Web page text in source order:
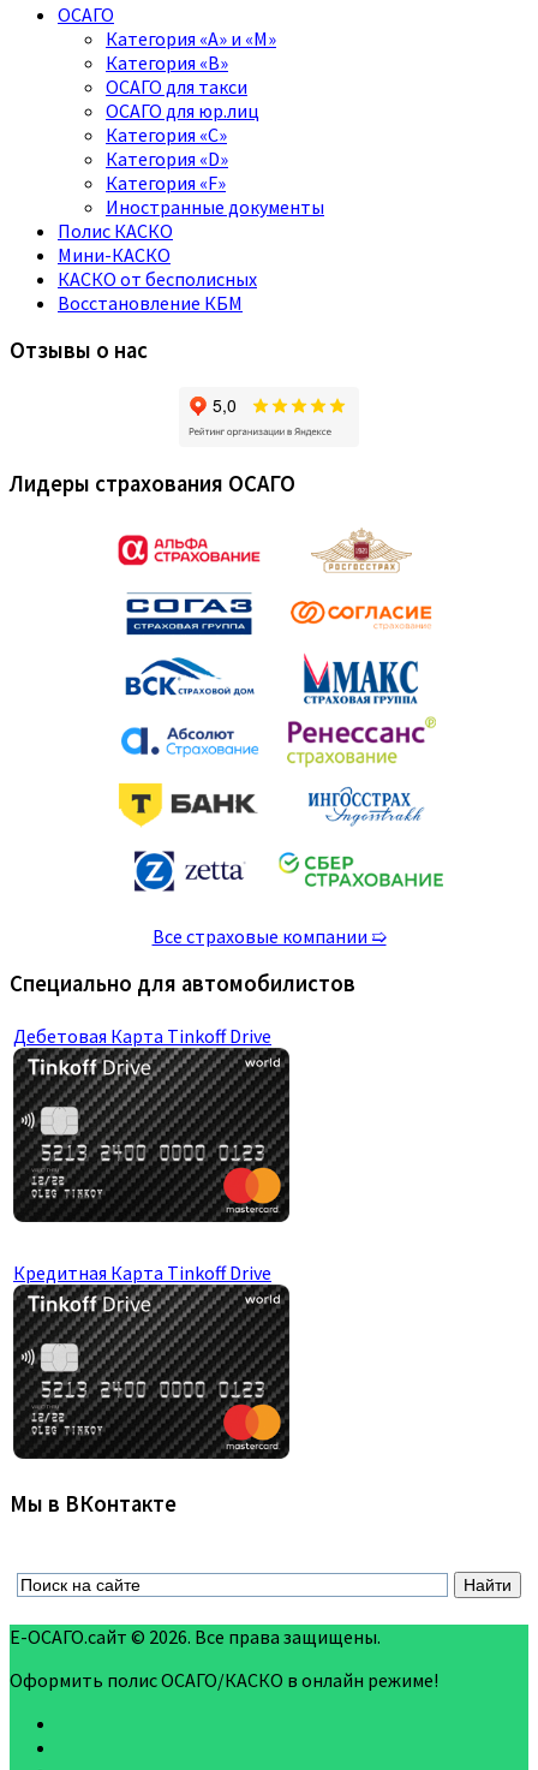
ОСАГО
Категория «A» и «M»
Категория «B»
ОСАГО для такси
ОСАГО для юр.лиц
Категория «C»
Категория «D»
Категория «F»
Иностранные документы
Полис КАСКО
Мини-КАСКО
КАСКО от бесполисных
Восстановление КБМ
Отзывы о нас
Лидеры страхования ОСАГО
Все страховые компании ➯
Специально для автомобилистов
Дебетовая Карта Tinkoff Drive
Кредитная Карта Tinkoff Drive
Мы в ВКонтакте
Е-ОСАГО.сайт © 2026. Все права защищены.
Оформить полис ОСАГО/КАСКО в онлайн режиме!